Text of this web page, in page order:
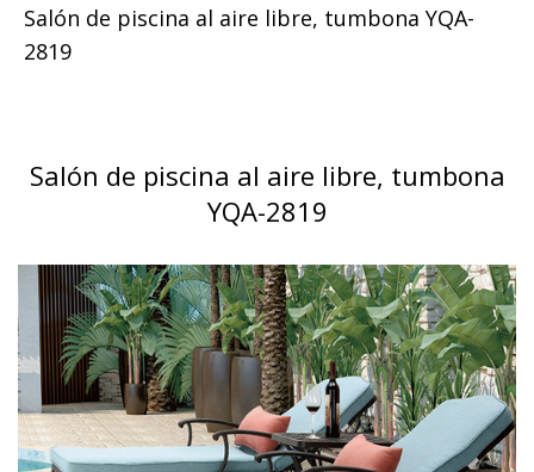
Salón de piscina al aire libre, tumbona YQA-
2819
Salón de piscina al aire libre, tumbona
YQA-2819